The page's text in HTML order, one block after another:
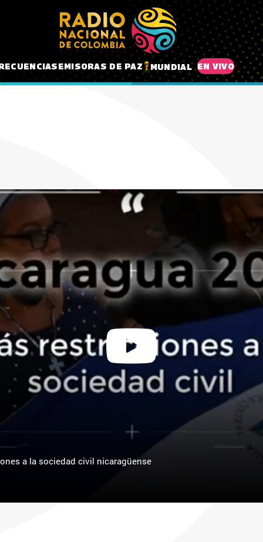
EMISORAS DE PAZ MUNDIAL EN VIVO
a la sociedad civil nicaragüense